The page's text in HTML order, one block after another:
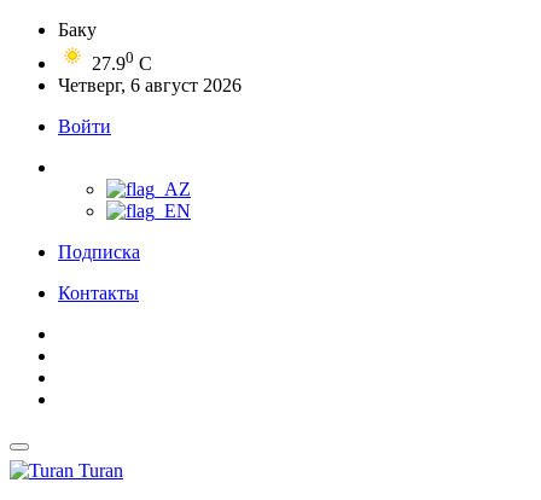
Баку
27.90 C
Четверг, 6 август 2026
Войти
Подписка
Контакты
Turan